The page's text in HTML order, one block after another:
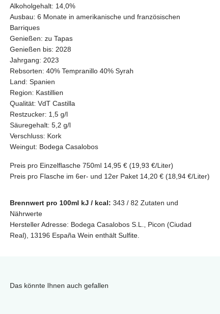
Alkoholgehalt: 14,0%
Ausbau: 6 Monate in amerikanische und französischen
Barriques
Genießen: zu Tapas
Genießen bis: 2028
Jahrgang: 2023
Rebsorten: 40% Tempranillo 40% Syrah
Land: Spanien
Region: Kastillien
Qualität: VdT Castilla
Restzucker: 1,5 g/l
Säuregehalt: 5,2 g/l
Verschluss: Kork
Weingut: Bodega Casalobos
Preis pro Einzelflasche 750ml 14,95 € (19,93 €/Liter)
Preis pro Flasche im 6er- und 12er Paket 14,20 € (18,94 €/Liter)
Brennwert pro 100ml kJ / kcal: 343 / 82 Zutaten und
Nährwerte
Hersteller Adresse: Bodega Casalobos S.L., Picon (Ciudad
Real), 13196 España Wein enthält Sulfite.
Das könnte Ihnen auch gefallen